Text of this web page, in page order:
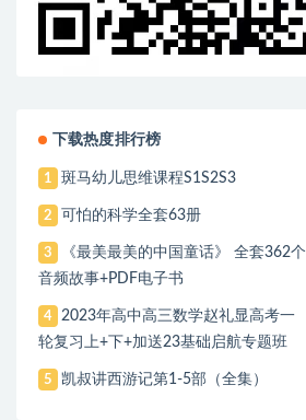
下载热度排行榜
1 斑马幼儿思维课程S1S2S3
2 可怕的科学全套63册
3
《最美最美的中国童话》 全套362个
音频故事+PDF电子书
4
2023年高中高三数学赵礼显高考一
轮复习上+下+加送23基础启航专题班
5 凯叔讲西游记第1-5部（全集）